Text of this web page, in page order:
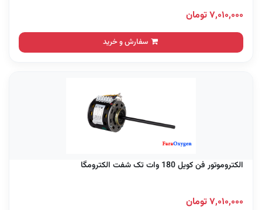
۷,۰۱۰,۰۰۰ تومان
سفارش و خرید
الکتروموتور فن کویل 180 وات تک شفت الکترومگا
۷,۰۱۰,۰۰۰ تومان